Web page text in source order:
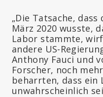
„Die Tatsache,
März 2020 wusste,
Labor stammte,
andere US-
Anthony Fauci und
Forscher, noch
beharrten, dass ein
unwahrscheinlich